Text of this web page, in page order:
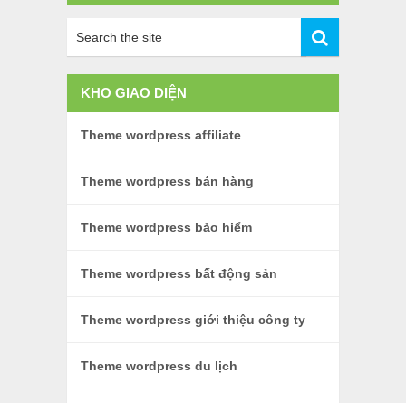
KHO GIAO DIỆN
Theme wordpress affiliate
Theme wordpress bán hàng
Theme wordpress bảo hiểm
Theme wordpress bất động sản
Theme wordpress giới thiệu công ty
Theme wordpress du lịch